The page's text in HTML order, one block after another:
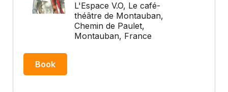
L'Espace V.O, Le café-
théâtre de Montauban,
Chemin de Paulet,
Montauban, France
Book